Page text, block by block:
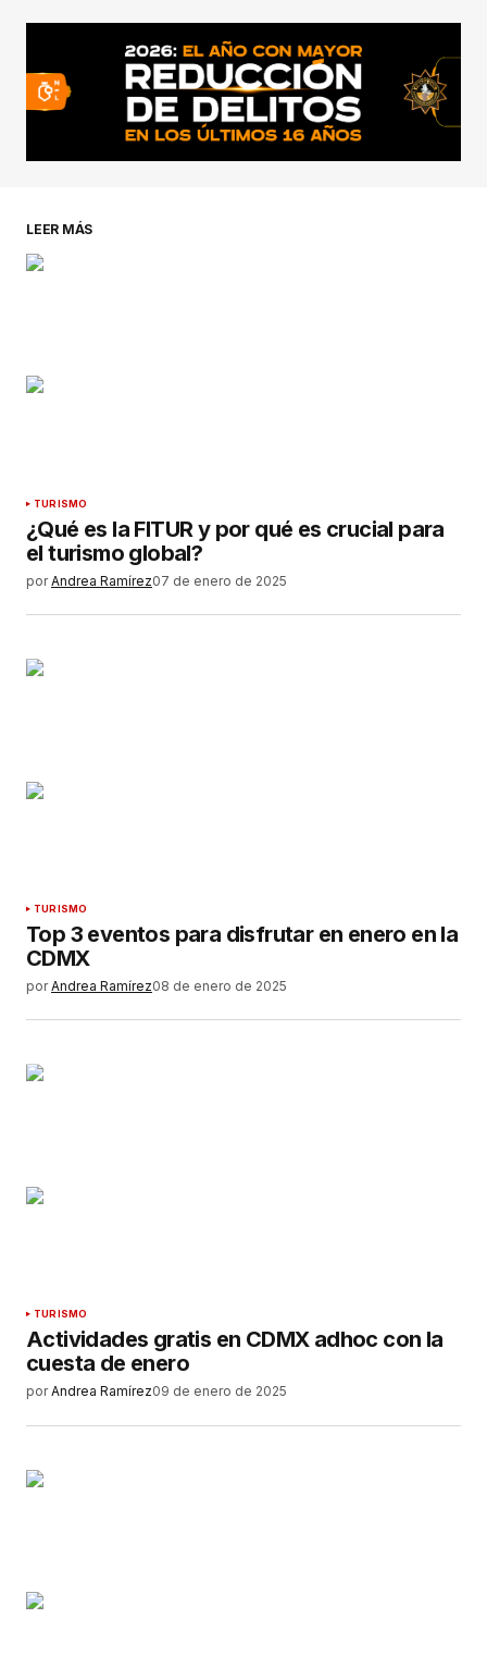
conectado
LEER MÁS
TURISMO
¿Qué es la FITUR y por qué es crucial para
el turismo global?
por Andrea Ramírez07 de enero de 2025
TURISMO
Top 3 eventos para disfrutar en enero en la
CDMX
por Andrea Ramírez08 de enero de 2025
TURISMO
Actividades gratis en CDMX adhoc con la
cuesta de enero
por Andrea Ramírez09 de enero de 2025